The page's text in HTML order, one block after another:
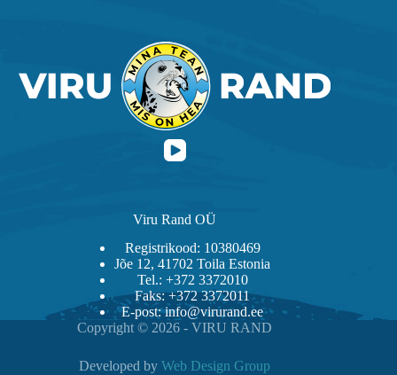
Viru Rand OÜ
Registrikood: 10380469
Jõe 12, 41702 Toila Estonia
Tel.: +372 3372010
Faks: +372 3372011
E-post: info@virurand.ee
Copyright © 2026 - VIRU RAND
Developed byWeb Design Group